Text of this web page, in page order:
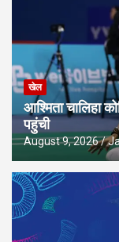
खेल
आश्मिता चालिहा
पहुंची
August 9, 2026